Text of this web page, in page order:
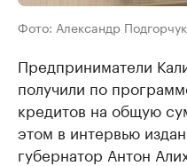
Фото: Александр Подгорчук
Предприниматели
получили по
кредитов на общую
этом в интервью
губернатор Антон